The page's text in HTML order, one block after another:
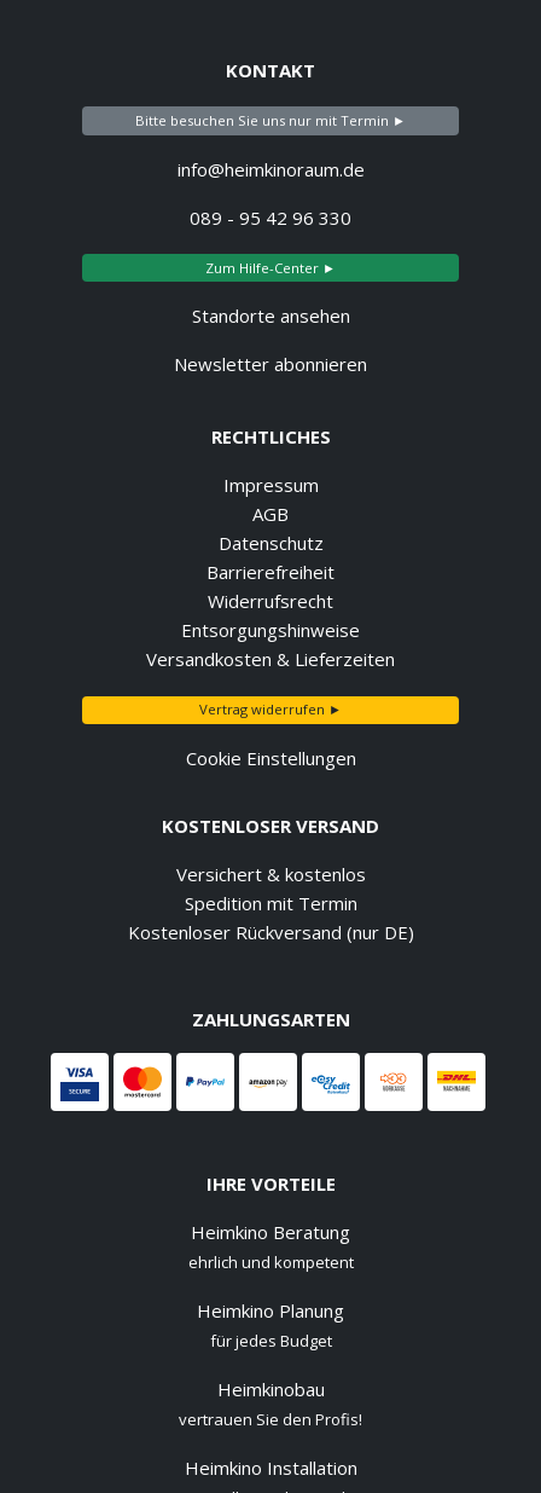
KONTAKT
Bitte besuchen Sie uns nur mit Termin ►
info@heimkinoraum.de
089 - 95 42 96 330
Zum Hilfe-Center ►
Standorte ansehen
Newsletter abonnieren
RECHTLICHES
Impressum
AGB
Datenschutz
Barrierefreiheit
Widerrufsrecht
Entsorgungshinweise
Versandkosten & Lieferzeiten
Vertrag widerrufen ►
Cookie Einstellungen
KOSTENLOSER VERSAND
Versichert & kostenlos
Spedition mit Termin
Kostenloser Rückversand (nur DE)
ZAHLUNGSARTEN
IHRE VORTEILE
Heimkino Beratung
ehrlich und kompetent
Heimkino Planung
für jedes Budget
Heimkinobau
vertrauen Sie den Profis!
Heimkino Installation